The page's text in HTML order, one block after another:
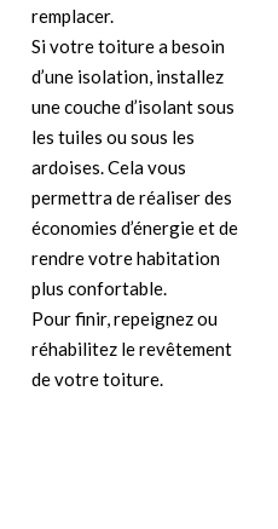
remplacer.
Si votre toiture a besoin
d’une isolation, installez
une couche d’isolant sous
les tuiles ou sous les
ardoises. Cela vous
permettra de réaliser des
économies d’énergie et de
rendre votre habitation
plus confortable.
Pour finir, repeignez ou
réhabilitez le revêtement
de votre toiture.